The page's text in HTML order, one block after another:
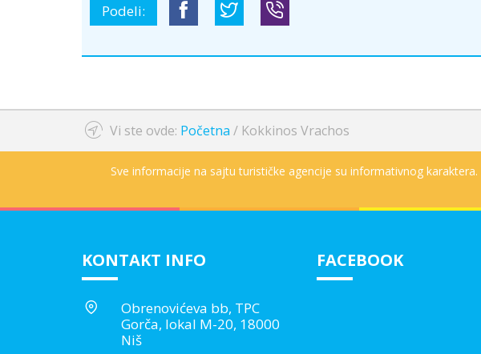
Podeli:
Vi ste ovde: Početna / Kokkinos Vrachos
Sve informacije na sajtu turističke agencije su informativnog
KONTAKT INFO
Obrenovićeva bb, TPC
Gorča, lokal M-20, 18000
Niš
FACEBOOK